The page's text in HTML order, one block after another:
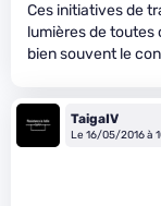
Ces initiatives de
lumières de toutes
bien souvent le
TaigaIV
Le 16/05/2016 à